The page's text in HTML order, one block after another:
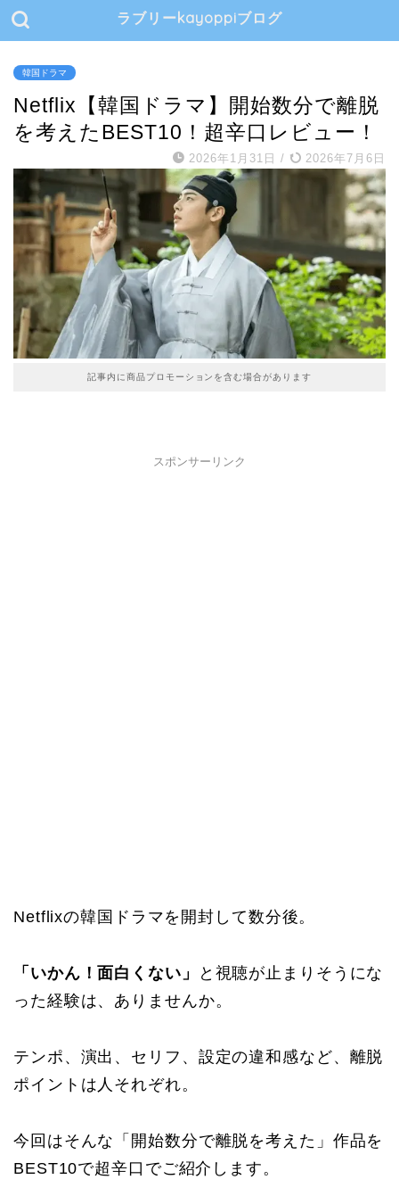
ラブリーkayoppiブログ
韓国ドラマ
Netflix【韓国ドラマ】開始数分で離脱
を考えたBEST10！超辛口レビュー！
2026年1月31日 / 2026年7月6日
記事内に商品プロモーションを含む場合があります
スポンサーリンク
Netflixの韓国ドラマを開封して数分後。
「いかん！面白くない」
と視聴が止まりそうにな
った経験は、ありませんか。
テンポ、演出、セリフ、設定の違和感など、離脱
ポイントは人それぞれ。
今回はそんな「開始数分で離脱を考えた」作品を
BEST10で超辛口でご紹介します。